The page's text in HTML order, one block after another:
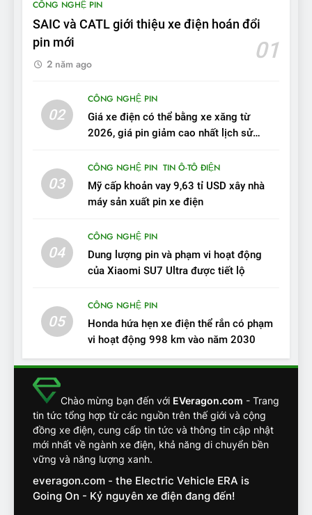
chất lượng tương xứng
ĐÁNH GIÁ XE
10
VinFast VF 7 tấm tắc: “Hơn
hẳn xe xăng”
ĐÁNH GIÁ XE
Người dùng nhận xét về
VinFast VF7: Độ hoàn thiện
đồng
12
VinFast VF7 – Mẫu xe cá
ĐÁNH GIÁ XE
Chuyên gia tiết lộ bài test
đối về an toàn trên VinFast
VF8
ĐÁNH GIÁ XE
14
VinFast VF7 đang bỏ xa
như thế nào?
ĐÁNH GIÁ XE
CÔNG NGHỆ PIN
SAIC và CATL giới thiệu xe điện hoán đổi
pin mới
01
2 năm ago
02
CÔNG NGHỆ PIN
Giá xe điện có thể bằng xe xăng từ
2026, giá pin giảm cao nhất lịch sử
03
CÔNG NGHỆ PIN TIN Ô-TÔ ĐIỆN
Mỹ cấp khoản vay 9,63 tỉ USD xây nhà
máy sản xuất pin xe điện
04
CÔNG NGHỆ PIN
Dung lượng pin và phạm vi hoạt động
của Xiaomi SU7 Ultra được tiết lộ
05
CÔNG NGHỆ PIN
Honda hứa hẹn xe điện thể rắn có phạm
vi hoạt động 998 km vào năm 2030
Chào mừng bạn đến với EVeragon.com - Trang
tin tức tổng hợp từ các nguồn trên thế giới và cộng
đồng xe điện, cung cấp tin tức và thông tin cập nhật
mới nhất về ngành xe điện, khả năng di chuyển bền
vững và năng lượng xanh.
everagon.com - the Electric Vehicle ERA is
Going On - Kỷ nguyên xe điện đang đến!